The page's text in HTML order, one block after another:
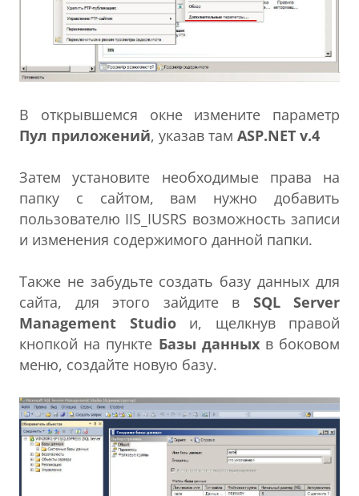
В открывшемся окне измените параметр
Пул приложений, указав там ASP.NET v.4
Затем установите необходимые права на
папку с сайтом, вам нужно добавить
пользователю IIS_IUSRS возможность записи
и изменения содержимого данной папки.
Также не забудьте создать базу данных для
сайта, для этого зайдите в SQL Server
Management Studioи, щелкнув правой
кнопкой на пункте Базы данныхв боковом
меню, создайте новую базу.